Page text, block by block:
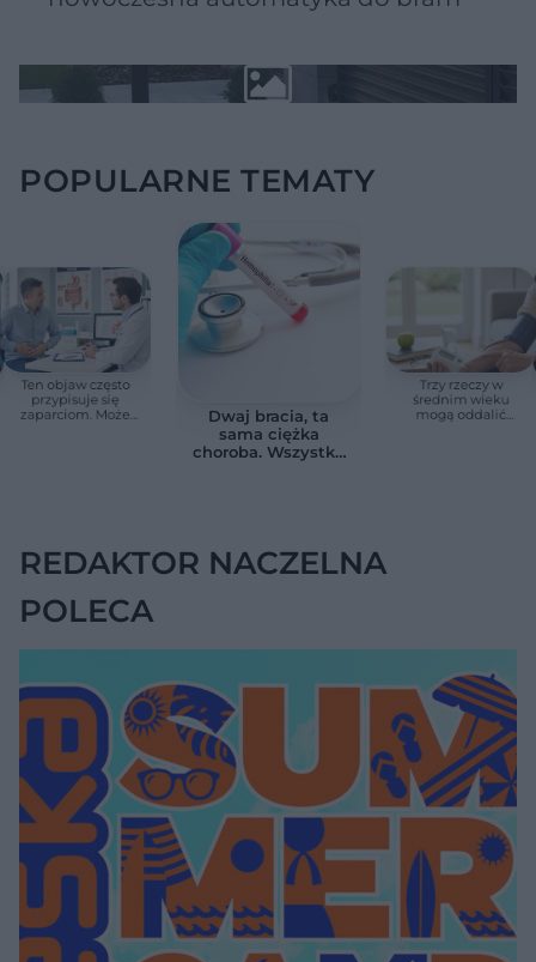
POPULARNE TEMATY
Ten objaw często
przypisuje się
zaparciom. Może
Dwaj bracia, ta
sama ciężka
choroba. Wszystko
Trzy rzeczy w
średnim wieku
mogą oddalić
REDAKTOR NACZELNA
POLECA